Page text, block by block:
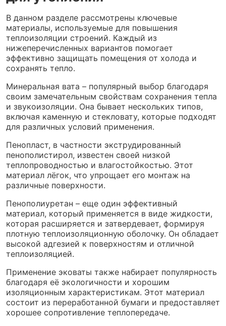
В данном разделе рассмотрены ключевые
материалы, используемые для повышения
теплоизоляции строений. Каждый из
нижеперечисленных вариантов помогает
эффективно защищать помещения от холода и
сохранять тепло.
Минеральная вата – популярный выбор благодаря
своим замечательным свойствам сохранения тепла
и звукоизоляции. Она бывает нескольких типов,
включая каменную и стекловату, которые подходят
для различных условий применения.
Пенопласт, в частности экструдированный
пенополистирол, известен своей низкой
теплопроводностью и влагостойкостью. Этот
материал лёгок, что упрощает его монтаж на
различные поверхности.
Пенополиуретан – еще один эффективный
материал, который применяется в виде жидкости,
которая расширяется и затвердевает, формируя
плотную теплоизоляционную оболочку. Он обладает
высокой адгезией к поверхностям и отличной
теплоизоляцией.
Применение эковаты также набирает популярность
благодаря её экологичности и хорошим
изоляционным характеристикам. Этот материал
состоит из переработанной бумаги и предоставляет
хорошее сопротивление теплопередаче.